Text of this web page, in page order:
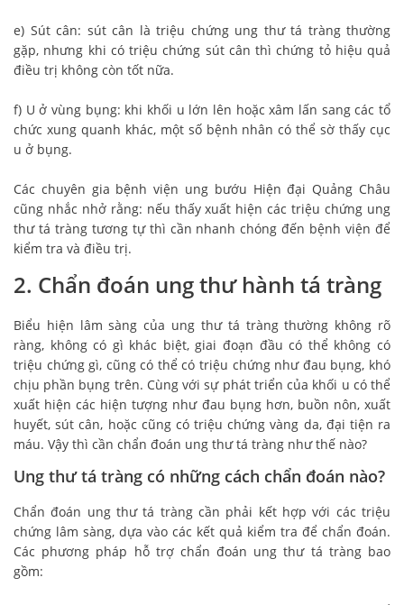
e) Sút cân: sút cân là triệu chứng ung thư tá tràng thường
gặp, nhưng khi có triệu chứng sút cân thì chứng tỏ hiệu quả
điều trị không còn tốt nữa.
f) U ở vùng bụng: khi khối u lớn lên hoặc xâm lấn sang các tổ
chức xung quanh khác, một số bệnh nhân có thể sờ thấy cục
u ở bụng.
Các chuyên gia bệnh viện ung bướu Hiện đại Quảng Châu
cũng nhắc nhở rằng: nếu thấy xuất hiện các triệu chứng ung
thư tá tràng tương tự thì cần nhanh chóng đến bệnh viện để
kiểm tra và điều trị.
2. Chẩn đoán ung thư hành tá tràng
Biểu hiện lâm sàng của ung thư tá tràng thường không rõ
ràng, không có gì khác biệt, giai đoạn đầu có thể không có
triệu chứng gì, cũng có thể có triệu chứng như đau bụng, khó
chịu phần bụng trên. Cùng với sự phát triển của khối u có thể
xuất hiện các hiện tượng như đau bụng hơn, buồn nôn, xuất
huyết, sút cân, hoặc cũng có triệu chứng vàng da, đại tiện ra
máu. Vậy thì cần chẩn đoán ung thư tá tràng như thế nào?
Ung thư tá tràng có những cách chẩn đoán nào?
Chẩn đoán ung thư tá tràng cần phải kết hợp với các triệu
chứng lâm sàng, dựa vào các kết quả kiểm tra để chẩn đoán.
Các phương pháp hỗ trợ chẩn đoán ung thư tá tràng bao
gồm: